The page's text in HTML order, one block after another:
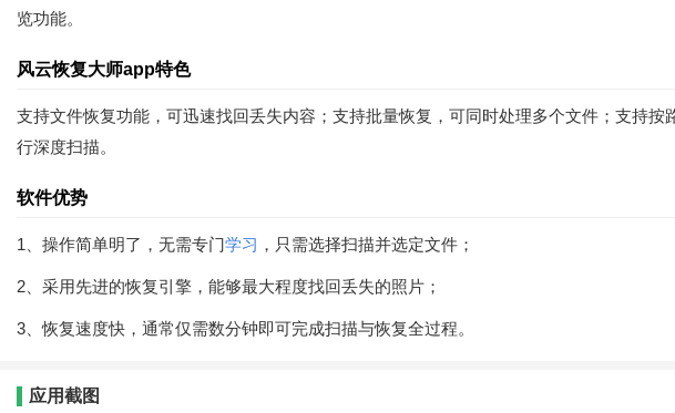
览功能。
风云恢复大师app特色
支持文件恢复功能，可迅速找回丢失内容；支持批量恢复，可同时处理多个文件；支持
行深度扫描。
软件优势
1、操作简单明了，无需专门学习 ，只需选择扫描并选定文件；
2、采用先进的恢复引擎，能够最大程度找回丢失的照片；
3、恢复速度快，通常仅需数分钟即可完成扫描与恢复全过程。
应用截图